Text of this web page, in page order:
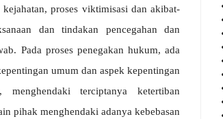
proses viktimisasi dan akibat-
dan tindakan pencegahan
dan
Pada proses penegakan hukum, ada
umum dan aspek kepentingan
menghendaki terciptanya
ketertiban
pihak menghendaki adanya kebebasan